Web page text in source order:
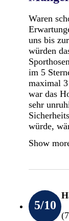
Waren
uns bis
würden
im 5
maximal
war das
sehr
würde,
Show
5/10